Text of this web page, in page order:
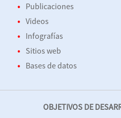
Publicaciones
Videos
Infografías
Sitios web
Bases de datos
OBJETIVOS DE